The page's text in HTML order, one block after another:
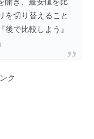
を切り替えること
後で比較しよう』
ク